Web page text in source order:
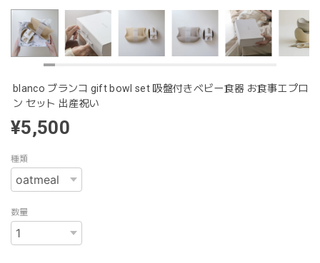
blanco ブランコ gift bowl set 吸盤付きベビー食器 お食事エプロ
ン セット 出産祝い
¥5,500
種類
数量